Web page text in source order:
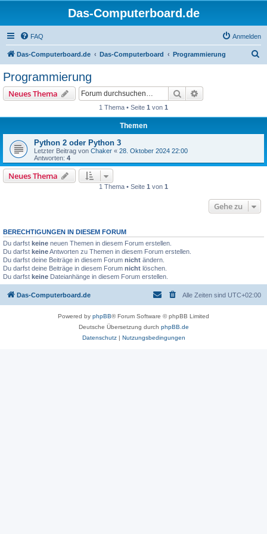
Das-Computerboard.de
FAQ Anmelden
Das-Computerboard.de Das-Computerboard Programmierung
Programmierung
Neues Thema Suche
1 Thema • Seite 1 von 1
Themen
Python 2 oder Python 3
Letzter Beitrag von Chaker « 28. Oktober 2024 22:00
Antworten: 4
Neues Thema
1 Thema • Seite 1 von 1
Gehe zu
BERECHTIGUNGEN IN DIESEM FORUM
Du darfst keine neuen Themen in diesem Forum erstellen.
Du darfst keineAntworten zu Themen in diesem Forum erstellen.
Du darfst deine Beiträge in diesem Forum nicht ändern.
Du darfst deine Beiträge in diesem Forum nicht löschen.
Du darfst keine Dateianhänge in diesem Forum erstellen.
Das-Computerboard.de Alle Zeiten sind UTC+02:00
Powered by phpBB® Forum Software © phpBB Limited
Deutsche Übersetzung durch phpBB.de
Datenschutz| Nutzungsbedingungen